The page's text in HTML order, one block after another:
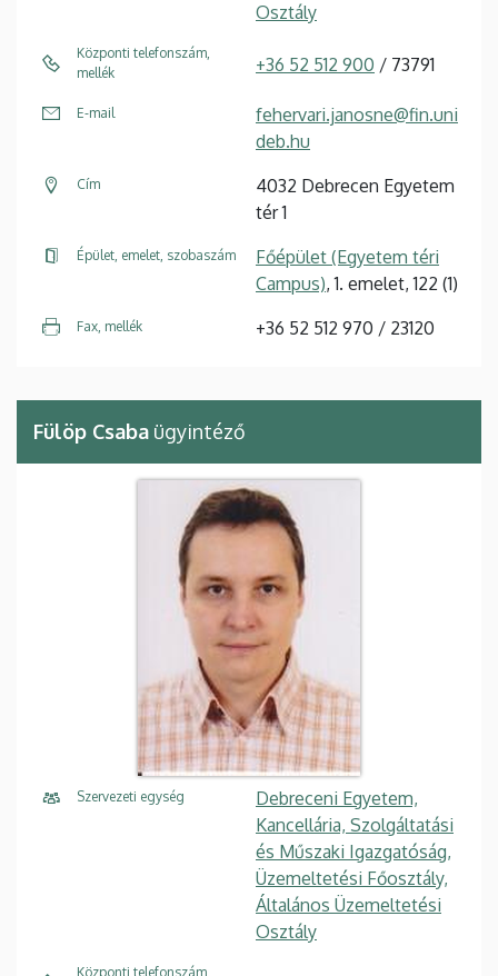
Osztály
Központi telefonszám,
mellék
+36 52 512 900 / 73791
E-mail
fehervari.janosne@fin.uni
deb.hu
Cím
4032 Debrecen Egyetem
tér 1
Épület, emelet, szobaszám
Főépület (Egyetem téri
Campus), 1. emelet, 122 (1)
Fax, mellék +36 52 512 970 / 23120
Fülöp Csaba ügyintéző
Szervezeti egység
Debreceni Egyetem,
Kancellária, Szolgáltatási
és Műszaki Igazgatóság,
Üzemeltetési Főosztály,
Általános Üzemeltetési
Osztály
Központi telefonszám,